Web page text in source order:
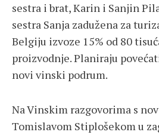
sestra i brat, Karin i Sanjin
sestra Sanja zadužena za
Belgiju izvoze 15% od 80
proizvodnje. Planiraju
novi vinski podrum.
Na Vinskim razgovorima s
Tomislavom Stiplošekom u